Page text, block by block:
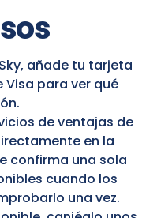
añade tu tarjeta
Visa para ver qué
de ventajas de
en la
confirma una sola
cuando los
una vez.